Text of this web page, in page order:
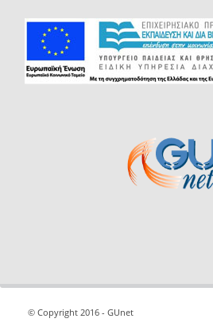
© Copyright 2016 - GUnet